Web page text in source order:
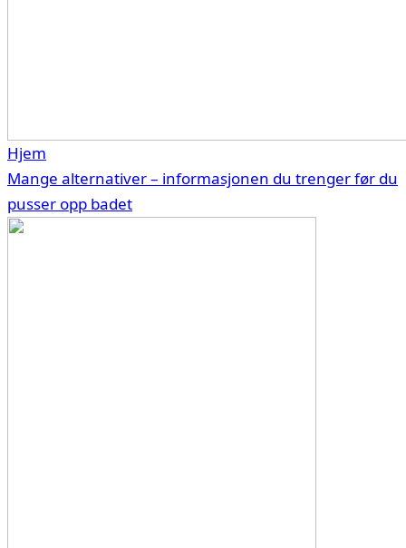
Hjem
Mange alternativer – informasjonen du trenger før du
pusser opp badet